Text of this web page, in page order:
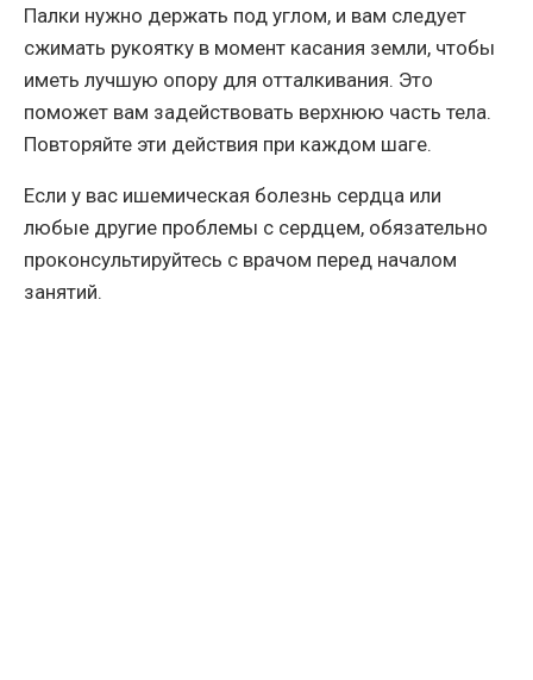
Палки нужно держать под углом, и вам следует
сжимать рукоятку в момент касания земли, чтобы
иметь лучшую опору для отталкивания. Это
поможет вам задействовать верхнюю часть тела.
Повторяйте эти действия при каждом шаге.
Если у вас ишемическая болезнь сердца или
любые другие проблемы с сердцем, обязательно
проконсультируйтесь с врачом перед началом
занятий.